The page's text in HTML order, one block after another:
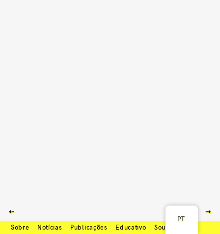
⇠ ⇢
PT
Sobre Notícias Publicações Educativo Soundcloud